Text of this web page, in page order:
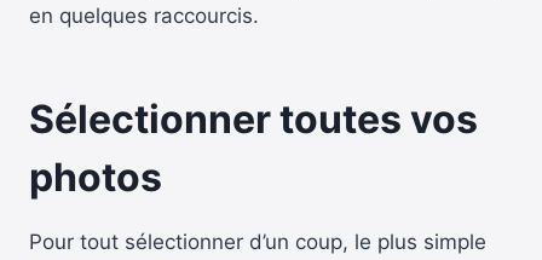
en quelques raccourcis.
Sélectionner toutes vos
photos
Pour tout sélectionner d’un coup, le plus simple